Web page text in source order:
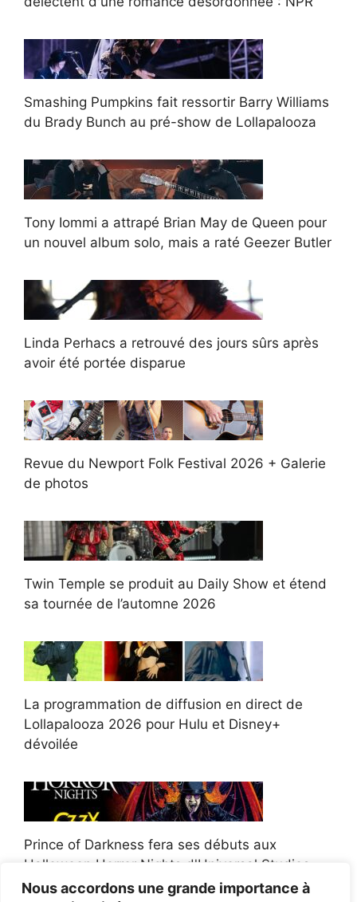
Nous accordons une grande importance à
Smashing Pumpkins fait ressortir Barry Williams
du Brady Bunch au pré-show de Lollapalooza
Tony Iommi a attrapé Brian May de Queen pour
un nouvel album solo, mais a raté Geezer Butler
Linda Perhacs a retrouvé des jours sûrs après
avoir été portée disparue
Revue du Newport Folk Festival 2026 + Galerie
de photos
Twin Temple se produit au Daily Show et étend
sa tournée de l’automne 2026
La programmation de diffusion en direct de
Lollapalooza 2026 pour Hulu et Disney+
dévoilée
Prince of Darkness fera ses débuts aux
Halloween Horror Nights d'Universal Studios